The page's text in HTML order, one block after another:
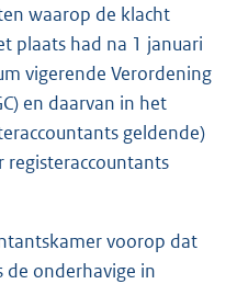
waarop de klacht
plaats had na 1 januari
vigerende Verordening
en daarvan in het
geldende)
registeraccountants
voorop dat
de onderhavige in